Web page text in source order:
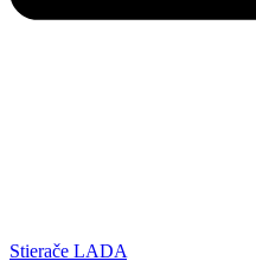
Stierače LADA